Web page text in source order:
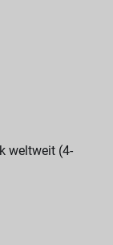
weltweit (4-